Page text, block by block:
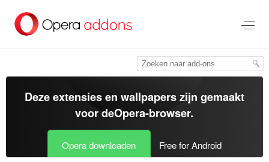
tekst
springen
Deze extensies en wallpapers zijn gemaakt
voor deOpera-browser.
Opera downloaden Free for Android